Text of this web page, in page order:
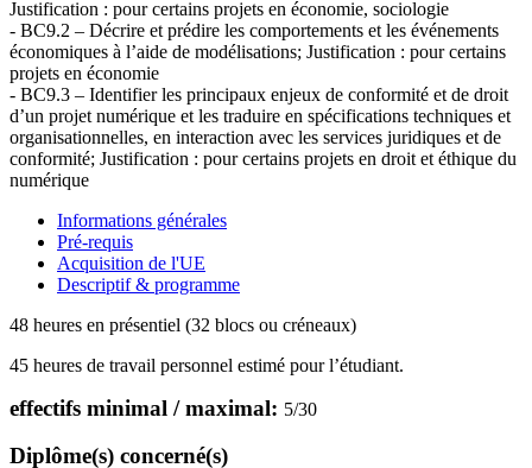
Justification : pour certains projets en économie, sociologie
- BC9.2 – Décrire et prédire les comportements et les événements
économiques à l’aide de modélisations; Justification : pour certains
projets en économie
- BC9.3 – Identifier les principaux enjeux de conformité et de droit
d’un projet numérique et les traduire en spécifications techniques et
organisationnelles, en interaction avec les services juridiques et de
conformité; Justification : pour certains projets en droit et éthique du
numérique
Informations générales
Pré-requis
Acquisition de l'UE
Descriptif & programme
48 heures en présentiel (32 blocs ou créneaux)
45 heures de travail personnel estimé pour l’étudiant.
effectifs minimal / maximal: 5/30
Diplôme(s) concerné(s)